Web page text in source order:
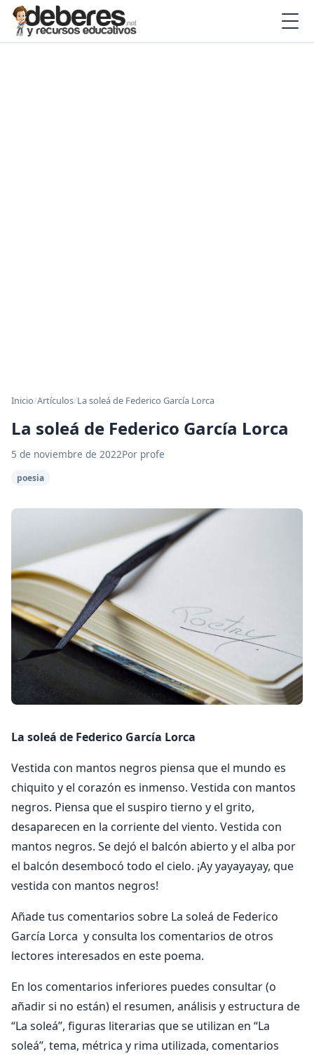
Inicio/Artículos/La soleá de Federico García Lorca
La soleá de Federico García Lorca
5 de noviembre de 2022Por profe
poesia
La soleá de Federico García Lorca
Vestida con mantos negros piensa que el mundo es
chiquito y el corazón es inmenso. Vestida con mantos
negros. Piensa que el suspiro tierno y el grito,
desaparecen en la corriente del viento. Vestida con
mantos negros. Se dejó el balcón abierto y el alba por
el balcón desembocó todo el cielo. ¡Ay yayayayay, que
vestida con mantos negros!
Añade tus comentarios sobre La soleá de Federico
García Lorca y consulta los comentarios de otros
lectores interesados en este poema.
En los comentarios inferiores puedes consultar (o
añadir si no están) el resumen, análisis y estructura de
“La soleá”, figuras literarias que se utilizan en “La
soleá”, tema, métrica y rima utilizada, comentarios